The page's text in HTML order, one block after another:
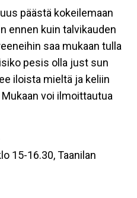
päästä kokeilemaan
ennen kuin talvikauden
saa mukaan tulla
pesis olla just sun
iloista mieltä ja keliin
voi ilmoittautua
15-16.30, Taanilan